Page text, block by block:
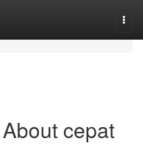
cepat